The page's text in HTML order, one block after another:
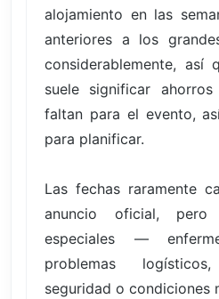
alojamiento en las
anteriores a los
considerablemente, así
suele significar
faltan para el evento,
para planificar.
Las fechas raramente
anuncio oficial, pero
especiales —
problemas
seguridad o condiciones